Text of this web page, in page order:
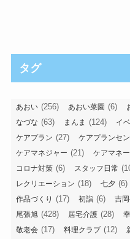
タグ
あおい (256) あおい菜園 (6)
なづな (63) まんま (124) イ
ケアプラン (27) ケアプランセ
ケアマネジャー (21) ケアマネ
コロナ対策 (6) スタッフ日常
レクリエーション (18) 七夕 (6)
作品づくり (17) 初詣 (6) 吉
尾張旭 (428) 居宅介護 (28)
敬老会 (17) 料理クラブ (12)